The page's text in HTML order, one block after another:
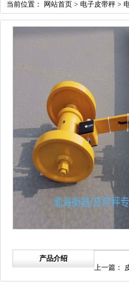
当前位置： 网站首页 > 电子皮带秤 >
产品介绍
上一篇：